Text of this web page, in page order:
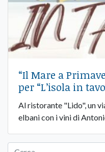
“Il Mare a
per “L’isola in
Al ristorante "Lido", un
elbani con i vini di